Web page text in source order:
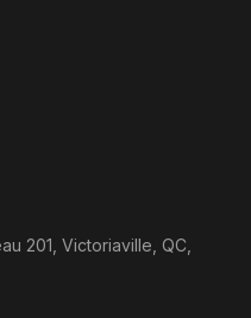
201, Victoriaville, QC,